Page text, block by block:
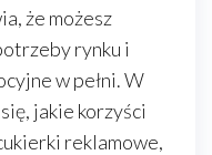
że możesz
rynku i
w pełni. W
jakie korzyści
reklamowe,